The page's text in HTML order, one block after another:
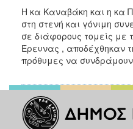
Η κα Καναβάκη και η κα
στη στενή και γόνιμη
σε διάφορους τομείς με
Έρευνας , αποδέχθηκαν
πρόθυμες να